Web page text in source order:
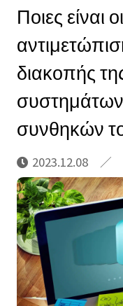
Ποιες είναι
διακοπής
συνθηκών
2023.12.08